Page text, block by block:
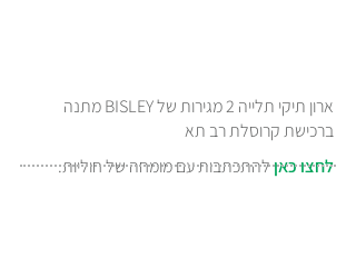
ארון תיקי תלייה 2 מגירות של BISLEY מתנה
ברכישת קרוסלת רב תא
לחצו כאןלהתכתבות עם מומחה של חוליות.